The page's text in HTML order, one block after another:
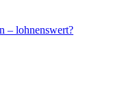
– lohnenswert?